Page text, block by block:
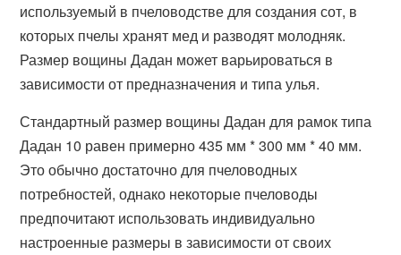
используемый в пчеловодстве для создания сот, в
которых пчелы хранят мед и разводят молодняк.
Размер вощины Дадан может варьироваться в
зависимости от предназначения и типа улья.
Стандартный размер вощины Дадан для рамок типа
Дадан 10 равен примерно 435 мм * 300 мм * 40 мм.
Это обычно достаточно для пчеловодных
потребностей, однако некоторые пчеловоды
предпочитают использовать индивидуально
настроенные размеры в зависимости от своих